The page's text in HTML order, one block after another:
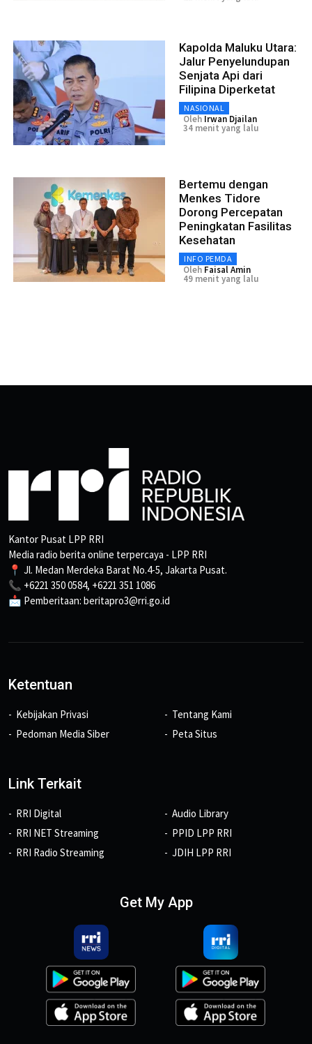
Kapolda Maluku Utara:
Jalur Penyelundupan
Senjata Api dari
Filipina Diperketat
NASIONAL
Oleh Irwan Djailan
34 menit yang lalu
Bertemu dengan
Menkes Tidore
Dorong Percepatan
Peningkatan Fasilitas
Kesehatan
INFO PEMDA
Oleh Faisal Amin
49 menit yang lalu
Kantor Pusat LPP RRI
Media radio berita online terpercaya - LPP RRI
📍 Jl. Medan Merdeka Barat No.4-5, Jakarta Pusat.
📞 +6221 350 0584, +6221 351 1086
📩 Pemberitaan: beritapro3@rri.go.id
Ketentuan
Kebijakan Privasi
Pedoman Media Siber
Tentang Kami
Peta Situs
Link Terkait
RRI Digital
RRI NET Streaming
RRI Radio Streaming
Audio Library
PPID LPP RRI
JDIH LPP RRI
Get My App